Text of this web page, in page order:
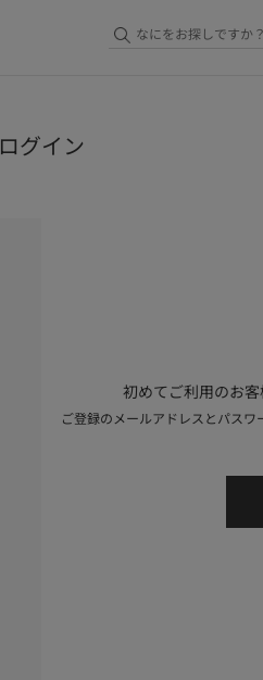
ログイン
初めてご利用のお
ご登録のメールアドレスとパスワ